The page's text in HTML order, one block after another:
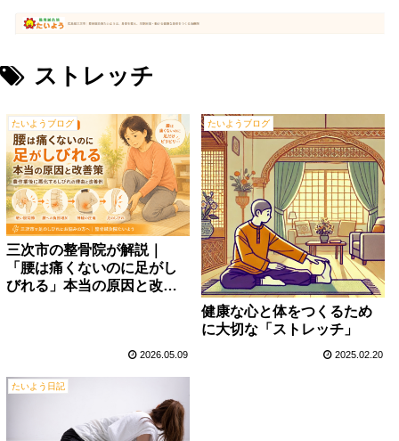
ストレッチ
たいようブログ
三次市の整骨院が解説｜
「腰は痛くないのに足がし
びれる」本当の原因と改善
2026.05.09
たいようブログ
健康な心と体をつくるため
に大切な「ストレッチ」
2025.02.20
たいよう日記